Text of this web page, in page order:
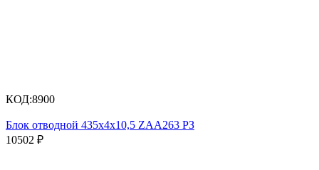
КОД:8900
Блок отводной 435х4х10,5 ZAA263 РЗ
10502 ₽